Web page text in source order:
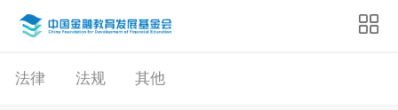
法律 法规 其他